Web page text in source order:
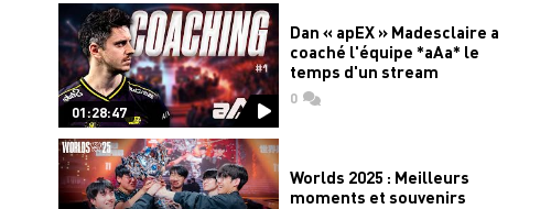
01:28:47
Dan « apEX » Madesclaire a
coaché l'équipe *aAa* le
temps d'un stream
0commentaires
Worlds 2025 : Meilleurs
moments et souvenirs